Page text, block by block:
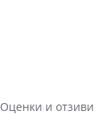
Оценки и отзиви